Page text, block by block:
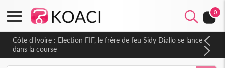
0
Côte d'Ivoire : Election FIF, le frère de feu Sidy Diallo se lance
dans la course